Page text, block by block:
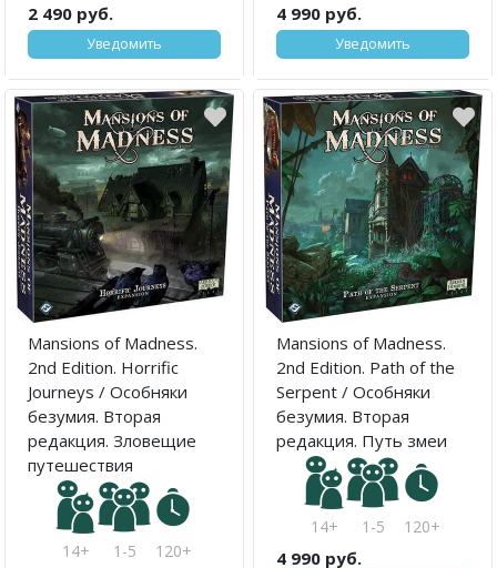
2 490 руб.
Уведомить
4 990 руб.
Уведомить
Mansions of Madness.
2nd Edition. Horrific
Journeys / Особняки
безумия. Вторая
редакция. Зловещие
путешествия
14+ 1-5 120+
Mansions of Madness.
2nd Edition. Path of the
Serpent / Особняки
безумия. Вторая
редакция. Путь змеи
14+ 1-5 120+
4 990 руб.